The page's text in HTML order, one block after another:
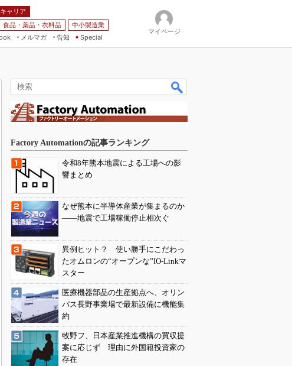
キャリア
食品・薬品・衣料品
中小製造業
メルマガ
告知 Special
マイページ
Factory Automationの記事ランキング
令和8年熊本地震による工場への影
響まとめ
なぜ熊本に半導体産業が集まるのか
――地震で工場稼働停止相次ぐ
異例ヒット？ 使い勝手にこだわっ
たオムロンの“オープンな”IO-Linkマ
スター
医療機器部品の生産拠点へ、オリン
パス長野事業場で最新設備に機能集
約
牧野フ、日本産業推進機構の買収提
案に応じず 理由に外国籍投資家の
存在